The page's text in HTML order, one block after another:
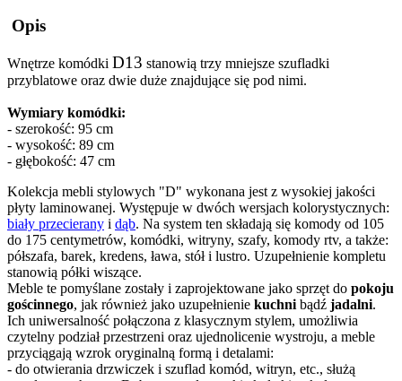
Opis
Wnętrze komódki D13 stanowią trzy mniejsze szufladki
przyblatowe oraz dwie duże znajdujące się pod nimi.
Wymiary komódki:
- szerokość: 95 cm
- wysokość: 89 cm
- głębokość: 47 cm
Kolekcja mebli stylowych "D" wykonana jest z wysokiej jakości
płyty laminowanej. Występuje w dwóch wersjach kolorystycznych:
biały przecierany i dąb. Na system ten składają się komody od 105
do 175 centymetrów, komódki, witryny, szafy, komody rtv, a także:
półszafa, barek, kredens, ława, stół i lustro. Uzupełnienie kompletu
stanowią półki wiszące.
Meble te pomyślane zostały i zaprojektowane jako sprzęt do pokoju
gościnnego, jak również jako uzupełnienie kuchni bądź jadalni.
Ich uniwersalność połączona z klasycznym stylem, umożliwia
czytelny podział przestrzeni oraz ujednolicenie wystroju, a meble
przyciągają wzrok oryginalną formą i detalami:
- do otwierania drzwiczek i szuflad komód, witryn, etc., służą